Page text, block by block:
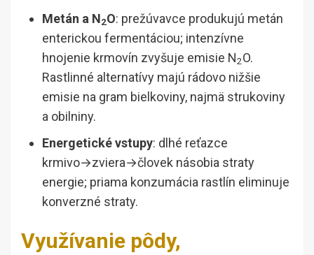
Metán a N2O: prežúvavce produkujú metán
enterickou fermentáciou; intenzívne
hnojenie krmovín zvyšuje emisie N2O.
Rastlinné alternatívy majú rádovo nižšie
emisie na gram bielkoviny, najmä strukoviny
a obilniny.
Energetické vstupy: dlhé reťazce
krmivo→zviera→človek násobia straty
energie; priama konzumácia rastlín eliminuje
konverzné straty.
Využívanie pôdy,